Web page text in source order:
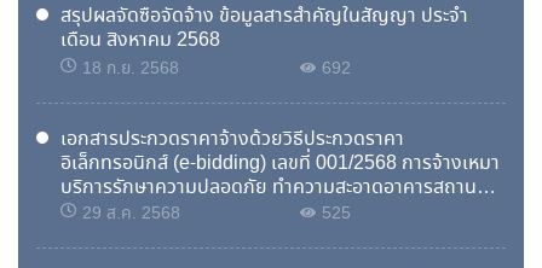
สรุปผลจัดซื้อจัดจ้าง ข้อมูลสารสำคัญในสัญญา ประจำ
เดือน สิงหาคม 2568
18 ก.ย. 2568 692
เอกสารประกวดราคาจ้างด้วยวิธีประกวดราคา
อิเล็กทรอนิกส์ (e-bidding) เลขที่ 001/2568 การจ้างเหมา
บริการรักษาความปลอดภัย ทำความสะอาดอาคารสถานที่
และดูแลต้นไม้ สนามหญ้า และสวนหย่อม
29 ส.ค. 2568 525